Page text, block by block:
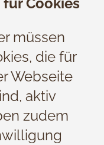
Cookies
müssen
die für
Webseite
aktiv
zudem